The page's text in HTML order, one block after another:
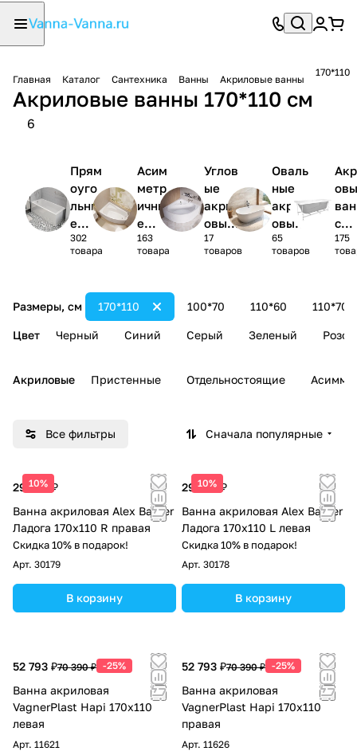
Главная Каталог Сантехника Ванны Акриловые ванны
170*110
Акриловые ванны 170*110 см
6
Прям
оуго
льны
е
акри
ловы
ванн
ы
302
товара
Асим
метр
ичны
е
акри
ловы
ванн
ы
163
товара
Углов
ые
акрил
овые
ванны
1/4
17
товаров
Оваль
ные
акрил
овые
ванны
65
товаров
с
сом
)
175
Размеры, см 100*70 110*60 110*70
170*110
Цвет Черный Синий Серый Зеленый
Акриловые Пристенные Отдельностоящие
Все фильтры Сначала популярные
10%
29 185 ₽
Ванна акриловая Alex Baitler
Ладога 170x110 R правая
Скидка 10% в подарок!
Арт. 30179
В корзину
10%
29 185 ₽
Ванна акриловая Alex Baitler
Ладога 170x110 L левая
Скидка 10% в подарок!
Арт. 30178
В корзину
52 793 ₽70 390 ₽ -25%
Ванна акриловая
VagnerPlast Hapi 170х110
левая
Арт. 11621
52 793 ₽70 390 ₽ -25%
Ванна акриловая
VagnerPlast Hapi 170х110
правая
Арт. 11626